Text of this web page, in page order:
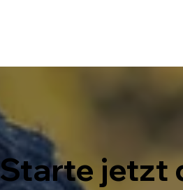
Starte jetzt